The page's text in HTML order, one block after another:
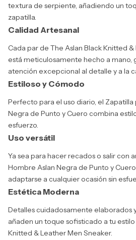
textura de serpiente, añadiendo un
zapatilla.
Calidad Artesanal
Cada par de The Aslan Black Knitted
está meticulosamente hecho a mano,
atención excepcional al detalle y a la
Estiloso y Cómodo
Perfecto para el uso diario, el Zapatilla
Negra de Punto y Cuero combina
esfuerzo.
Uso versátil
Ya sea para hacer recados o salir con
Hombre Aslan Negra de Punto y
adaptarse a cualquier ocasión sin
Estética Moderna
Detalles cuidadosamente elaborados
añaden un toque sofisticado a tu
Knitted & Leather Men Sneaker.